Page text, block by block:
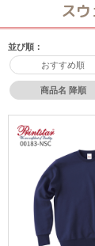
ス
並び順：
おすすめ順
商品名 降順